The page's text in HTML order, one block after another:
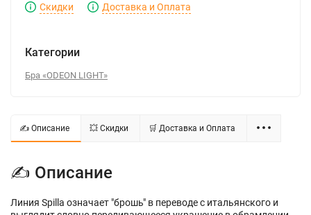
Скидки Доставка и Оплата
Категории
Бра «ODEON LIGHT»
✍ Описание 💥 Скидки 🛒 Доставка и Оплата
✍ Описание
Линия Spilla означает "брошь" в переводе с итальянского и